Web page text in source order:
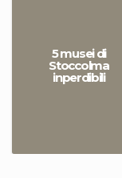
5 musei di
Stoccolma
inperdibili